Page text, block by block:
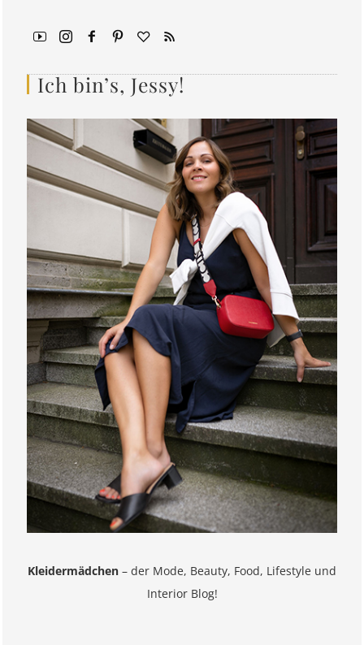
Ich bin’s, Jessy!
Kleidermädchen – der Mode, Beauty, Food, Lifestyle und
Interior Blog!